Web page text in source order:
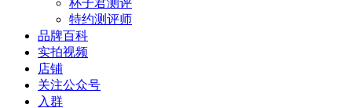
杯子君测评
特约测评师
品牌百科
实拍视频
店铺
关注公众号
入群